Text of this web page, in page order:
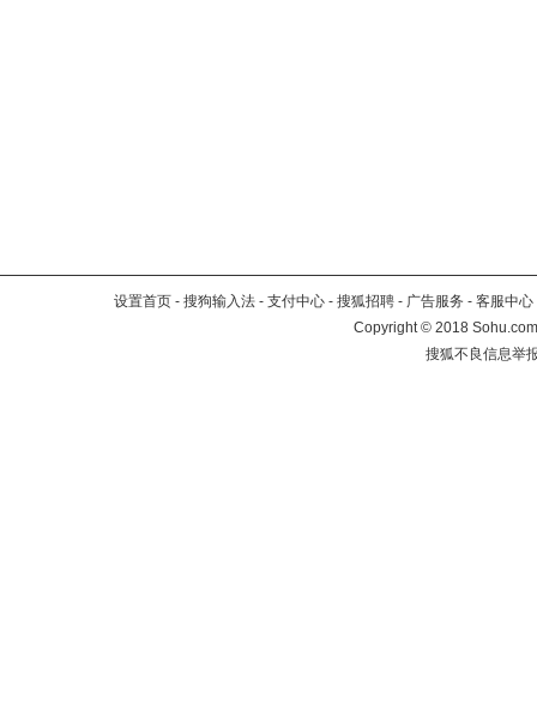
设置首页 - 搜狗输入法 - 支付中心 - 搜狐招聘 - 广告服务 - 客服中心
Copyright©2018
搜狐不良信息举